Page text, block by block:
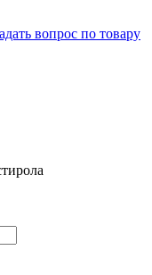
вопрос по товару